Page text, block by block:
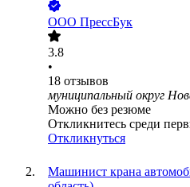
ООО ПрессБук
3.8
•
18 отзывов
муниципальный округ
Можно без резюме
Откликнитесь среди
Откликнуться
Машинист крана